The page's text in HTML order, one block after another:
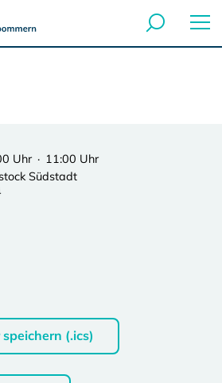
Uhr · 11:00 Uhr
Südstadt
(.ics)